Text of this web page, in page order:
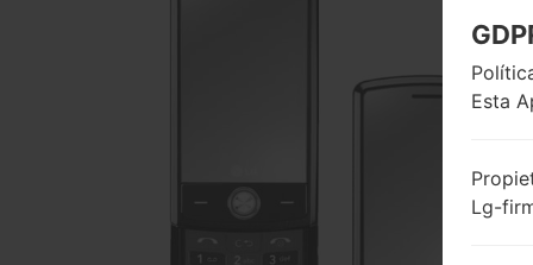
Esta
Lg-